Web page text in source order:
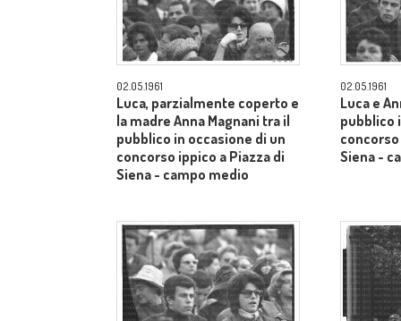
02.05.1961
Luca, parzialmente coperto e
la madre Anna Magnani tra il
pubblico in occasione di un
concorso ippico a Piazza di
Siena - campo medio
02.05.1961
Luca e
pubblico
Siena -